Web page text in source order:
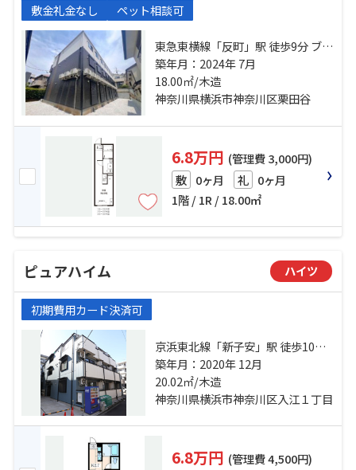
敷金礼金なし ペット相談可
東急東横線「反町」駅 徒歩9分 ブル
ーライン「三ツ沢下町」駅 徒歩8分
京浜東北線「東神奈川」駅 徒歩24
分
築年月：2024年 7月
18.00㎡/木造
神奈川県横浜市神奈川区栗田谷
6.8万円 (管理費 3,000円)
敷 0ヶ月 礼 0ヶ月
1階 / 1R / 18.00㎡
ピュアハイム ハイツ
初期費用カード決済可
京浜東北線「新子安」駅 徒歩10分
京急本線「子安」駅 徒歩7分 横浜線
「大口」駅 徒歩9分
築年月：2020年 12月
20.02㎡/木造
神奈川県横浜市神奈川区入江１丁目
6.8万円 (管理費 4,500円)